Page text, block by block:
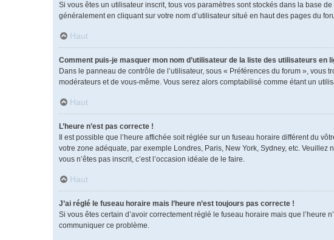
Si vous êtes un utilisateur inscrit, tous vos paramètres sont stockés dans la base
généralement en cliquant sur votre nom d’utilisateur situé en haut des pages du
Haut
Comment puis-je masquer mon nom d’utilisateur de la liste des utilisateurs en
Dans le panneau de contrôle de l’utilisateur, sous « Préférences du forum »,
modérateurs et de vous-même. Vous serez alors comptabilisé comme étant un
Haut
L’heure n’est pas correcte !
Il est possible que l’heure affichée soit réglée sur un fuseau horaire différent du
votre zone adéquate, par exemple Londres, Paris, New York, Sydney, etc.
vous n’êtes pas inscrit, c’est l’occasion idéale de le faire.
Haut
J’ai réglé le fuseau horaire mais l’heure n’est toujours pas correcte !
Si vous êtes certain d’avoir correctement réglé le fuseau horaire mais que
communiquer ce problème.